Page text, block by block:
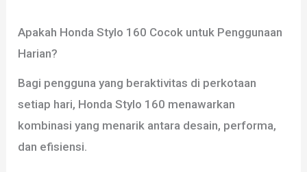
Apakah Honda Stylo 160 Cocok untuk Penggunaan
Harian?
Bagi pengguna yang beraktivitas di perkotaan
setiap hari, Honda Stylo 160 menawarkan
kombinasi yang menarik antara desain, performa,
dan efisiensi.